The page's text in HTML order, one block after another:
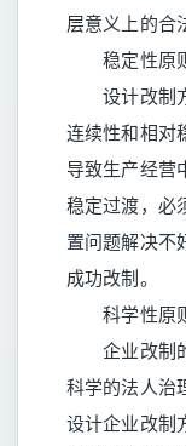
层意义上的合
稳定性原
设计改制方
连续性和相对
导致生产经营
稳定过渡，必
置问题解决不
成功改制。
科学性原
企业改制的
科学的法人治
设计企业改制